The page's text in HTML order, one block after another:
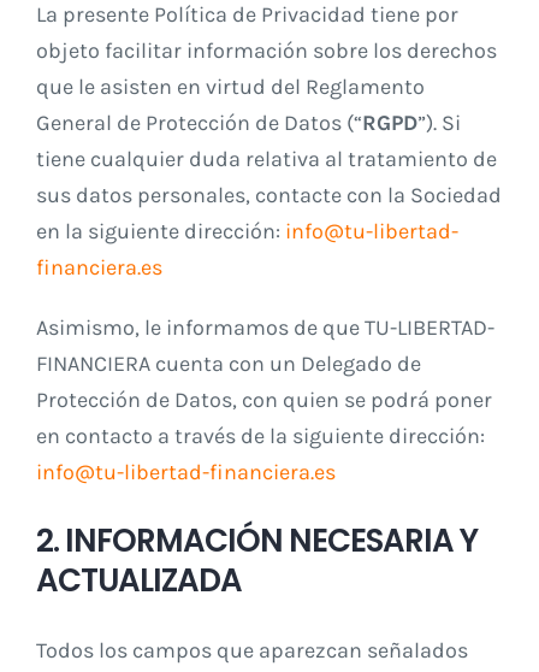
La presente Política de Privacidad tiene por
objeto facilitar información sobre los derechos
que le asisten en virtud del Reglamento
General de Protección de Datos (“RGPD”). Si
tiene cualquier duda relativa al tratamiento de
sus datos personales, contacte con la Sociedad
en la siguiente dirección: info@tu-libertad-
financiera.es
Asimismo, le informamos de que TU-LIBERTAD-
FINANCIERA cuenta con un Delegado de
Protección de Datos, con quien se podrá poner
en contacto a través de la siguiente dirección:
info@tu-libertad-financiera.es
2. INFORMACIÓN NECESARIA Y
ACTUALIZADA
Todos los campos que aparezcan señalados